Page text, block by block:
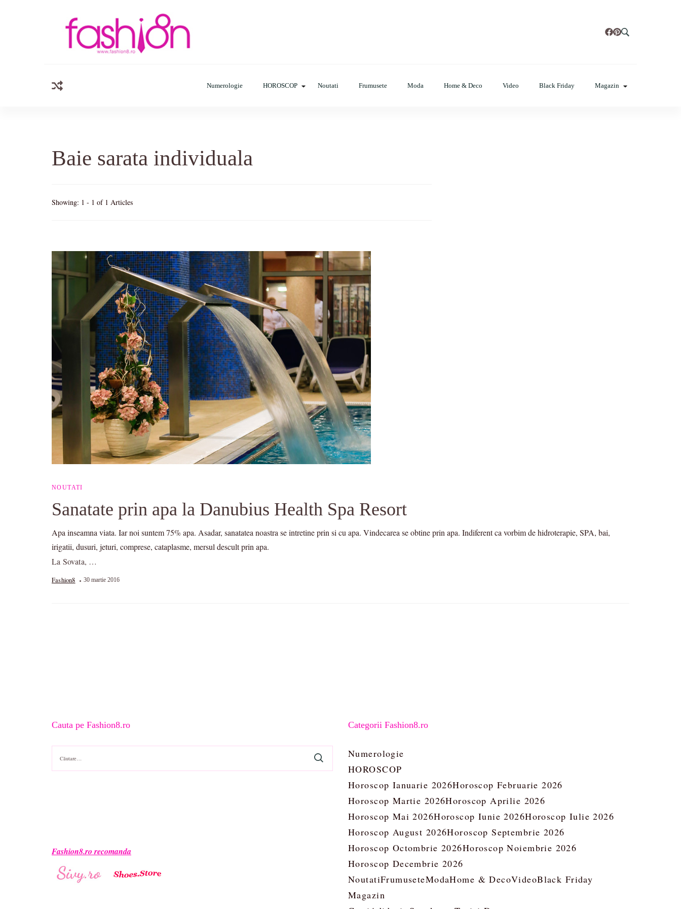
Numerologie HOROSCOP Noutati Frumusete Moda Home & Deco Video Black Friday Magazin
Baie sarata individuala
Showing: 1 - 1 of 1 Articles
NOUTATI
Sanatate prin apa la Danubius Health Spa Resort
Apa inseamna viata. Iar noi suntem 75% apa. Asadar, sanatatea noastra se intretine prin si cu apa. Vindecarea se obtine prin apa. Indiferent ca vorbim de hidroterapie, SPA, bai,
irigatii, dusuri, jeturi, comprese, cataplasme, mersul descult prin apa.
La Sovata, …
Fashion8 30 martie 2016
Cauta pe Fashion8.ro
Caută
după:
Fashion8.ro recomanda
Categorii Fashion8.ro
Numerologie
HOROSCOP
Horoscop Ianuarie 2026Horoscop Februarie 2026
Horoscop Martie 2026Horoscop Aprilie 2026
Horoscop Mai 2026Horoscop Iunie 2026Horoscop Iulie 2026
Horoscop August 2026Horoscop Septembrie 2026
Horoscop Octombrie 2026Horoscop Noiembrie 2026
Horoscop Decembrie 2026
NoutatiFrumuseteModaHome & DecoVideoBlack Friday
Magazin